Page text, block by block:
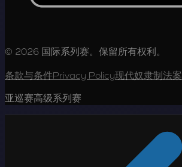
© 2026 国际系列赛。保留所有权利。
条款与条件Privacy Policy现代奴隶制法案
亚巡赛高级系列赛